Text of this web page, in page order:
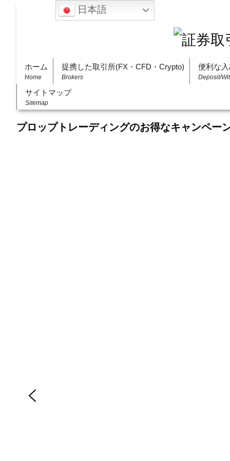
ホーム
Home
提携した取引所(FX・CFD・Crypto)
Brokers
便利な
Deposit/
サイトマップ
Sitemap
プロップトレーディングのお得なキャンペー
日本語